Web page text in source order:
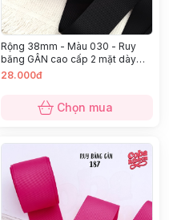
Rộng 38mm - Màu 030 - Ruy
băng GÂN cao cấp 2 mặt dày
dặn
28.000đ
Chọn mua